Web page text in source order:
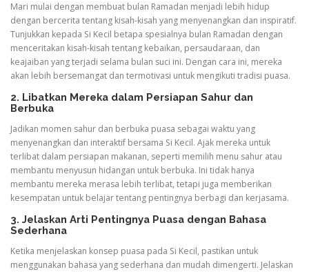
Mari mulai dengan membuat bulan Ramadan menjadi lebih hidup
dengan bercerita tentang kisah-kisah yang menyenangkan dan inspiratif.
Tunjukkan kepada Si Kecil betapa spesialnya bulan Ramadan dengan
menceritakan kisah-kisah tentang kebaikan, persaudaraan, dan
keajaiban yang terjadi selama bulan suci ini. Dengan cara ini, mereka
akan lebih bersemangat dan termotivasi untuk mengikuti tradisi puasa.
2. Libatkan Mereka dalam Persiapan Sahur dan
Berbuka
Jadikan momen sahur dan berbuka puasa sebagai waktu yang
menyenangkan dan interaktif bersama Si Kecil. Ajak mereka untuk
terlibat dalam persiapan makanan, seperti memilih menu sahur atau
membantu menyusun hidangan untuk berbuka. Ini tidak hanya
membantu mereka merasa lebih terlibat, tetapi juga memberikan
kesempatan untuk belajar tentang pentingnya berbagi dan kerjasama.
3. Jelaskan Arti Pentingnya Puasa dengan Bahasa
Sederhana
Ketika menjelaskan konsep puasa pada Si Kecil, pastikan untuk
menggunakan bahasa yang sederhana dan mudah dimengerti. Jelaskan